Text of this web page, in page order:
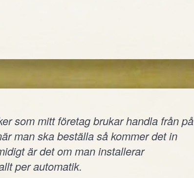
som mitt företag brukar handla från på
man ska beställa så kommer det in
är det om man installerar
per automatik.